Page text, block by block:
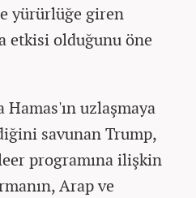
yürürlüğe giren
etkisi olduğunu öne
Hamas'ın uzlaşmaya
savunan Trump,
programına ilişkin
Arap ve